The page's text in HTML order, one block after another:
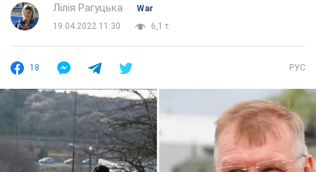
Лілія Рагуцька
War
19.04.2022 11:30
6,1 т.
18 РУС